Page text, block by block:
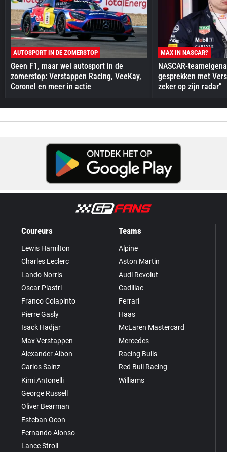
AUTOSPORT IN DE ZOMERSTOP
Geen F1, maar wel autosport in de
zomerstop: Verstappen Racing, VeeKay,
Coronel en meer in actie
MAX IN NASCAR?
NASCAR-
gesprekken met
zeker op zijn radar"
Coureurs
Lewis Hamilton
Charles Leclerc
Lando Norris
Oscar Piastri
Franco Colapinto
Pierre Gasly
Isack Hadjar
Max Verstappen
Alexander Albon
Carlos Sainz
Kimi Antonelli
George Russell
Oliver Bearman
Esteban Ocon
Fernando Alonso
Lance Stroll
Teams
Alpine
Aston Martin
Audi Revolut
Cadillac
Ferrari
Haas
McLaren Mastercard
Mercedes
Racing Bulls
Red Bull Racing
Williams